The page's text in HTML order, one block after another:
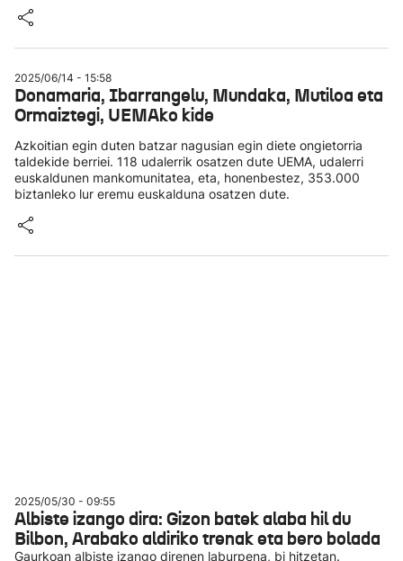
2025/06/14 - 15:58
Donamaria, Ibarrangelu, Mundaka, Mutiloa eta
Ormaiztegi, UEMAko kide
Azkoitian egin duten batzar nagusian egin diete ongietorria
taldekide berriei. 118 udalerrik osatzen dute UEMA, udalerri
euskaldunen mankomunitatea, eta, honenbestez, 353.000
biztanleko lur eremu euskalduna osatzen dute.
2025/05/30 - 09:55
Albiste izango dira: Gizon batek alaba hil du
Bilbon, Arabako aldiriko trenak eta bero bolada
Gaurkoan albiste izango direnen laburpena, bi hitzetan.